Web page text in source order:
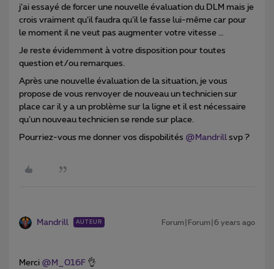
j’ai essayé de forcer une nouvelle évaluation du DLM mais je
crois vraiment qu’il faudra qu’il le fasse lui-même car pour
le moment il ne veut pas augmenter votre vitesse …
Je reste évidemment à votre disposition pour toutes
question et/ou remarques.
Après une nouvelle évaluation de la situation, je vous
propose de vous renvoyer de nouveau un technicien sur
place car il y a un problème sur la ligne et il est nécessaire
qu’un nouveau technicien se rende sur place.
Pourriez-vous me donner vos dispobilités @Mandrill svp ?
Mandrill AUTEUR Forum|Forum|6 years ago
Merci @M_016F 👌